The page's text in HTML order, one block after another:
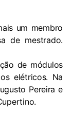
um membro
de mestrado.
de módulos
elétricos. Na
Pereira e